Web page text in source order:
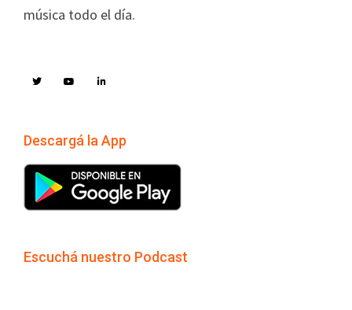
música todo el día.
Descargá la App
Escuchá nuestro Podcast